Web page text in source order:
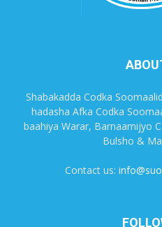
Shabakadda Codka
hadasha Afka Codka
baahiya Warar, Barnaamijyo
Bulsho &
Contact us: